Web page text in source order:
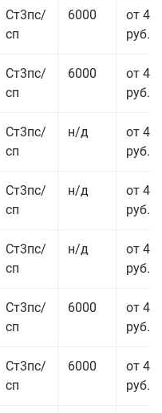
Ст3пс/
сп
6000
от 45
руб.
Ст3пс/
сп
6000
от 44
руб.
Ст3пс/
сп
н/д
от 42
руб.
Ст3пс/
сп
н/д
от 46
руб.
Ст3пс/
сп
н/д
от 45
руб.
Ст3пс/
сп
6000
от 46
руб.
Ст3пс/
сп
6000
от 43
руб.